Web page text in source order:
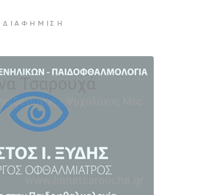
η παρουσίαση του
της ΕΛ.Α.Σ. στη
ΔΙΑΦΉΜΙΣΗ